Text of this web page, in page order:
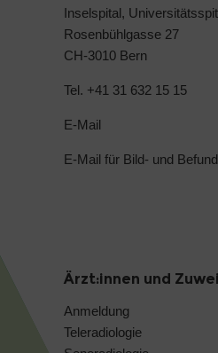
Inselspital,
Rosenbühlgasse 27
CH-3010 Bern
Tel. +41 31 632 15 15
E-Mail
E-Mail für Bild- und
Ärzt:innen und
Anmeldung
Teleradiologie